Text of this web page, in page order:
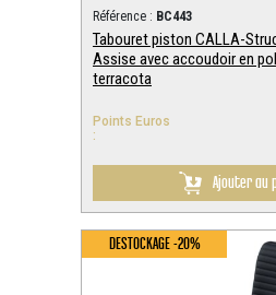
Référence : BC443
Tabouret piston CALLA-
Assise avec accoudoir en
terracota
Points Euros
:
Ajouter au
DESTOCKAGE -20%